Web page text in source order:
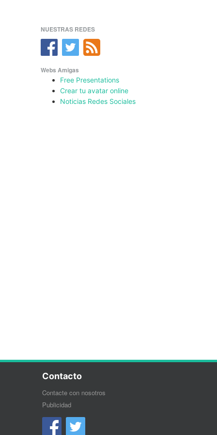
NUESTRAS REDES
Webs Amigas
Free Presentations
Crear tu avatar online
Noticias Redes Sociales
Contacto
Contacte con nosotros
Publicidad